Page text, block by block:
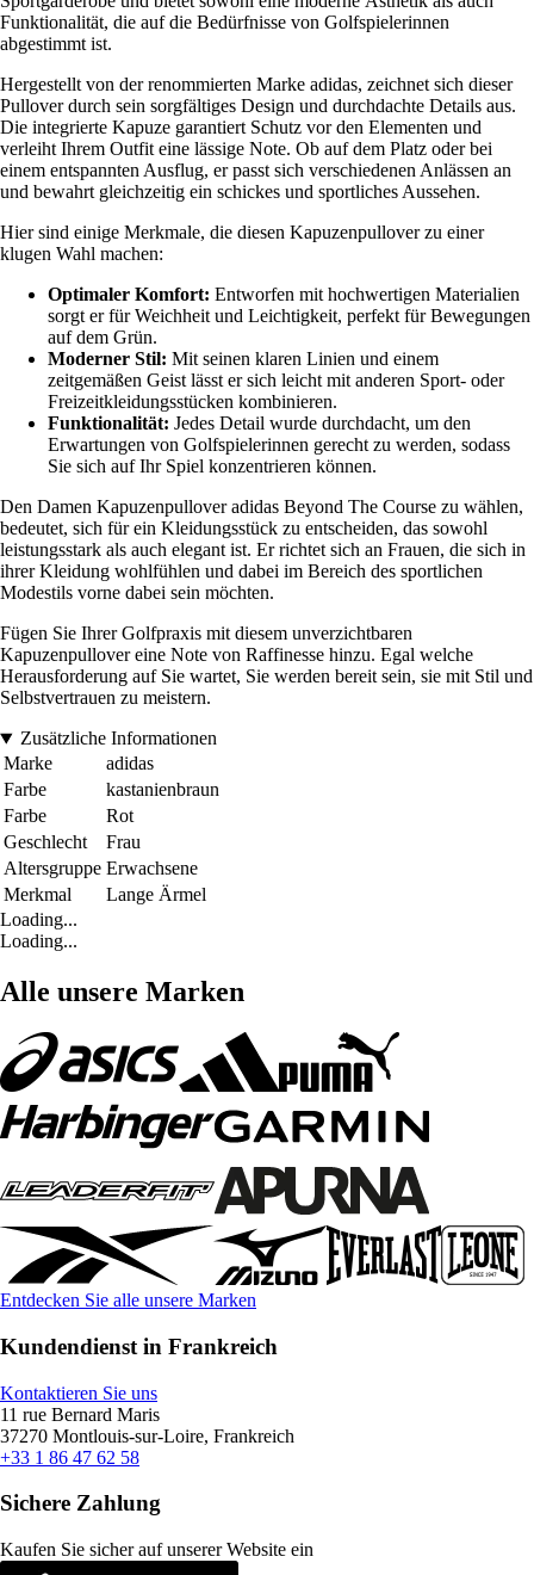
Funktionalität, die auf die Bedürfnisse von Golfspielerinnen
abgestimmt ist.
Hergestellt von der renommierten Marke adidas, zeichnet sich dieser
Pullover durch sein sorgfältiges Design und durchdachte Details aus.
Die integrierte Kapuze garantiert Schutz vor den Elementen und
verleiht Ihrem Outfit eine lässige Note. Ob auf dem Platz oder bei
einem entspannten Ausflug, er passt sich verschiedenen Anlässen an
und bewahrt gleichzeitig ein schickes und sportliches Aussehen.
Hier sind einige Merkmale, die diesen Kapuzenpullover zu einer
klugen Wahl machen:
Optimaler Komfort: Entworfen mit hochwertigen Materialien
sorgt er für Weichheit und Leichtigkeit, perfekt für Bewegungen
auf dem Grün.
Moderner Stil: Mit seinen klaren Linien und einem
zeitgemäßen Geist lässt er sich leicht mit anderen Sport- oder
Freizeitkleidungsstücken kombinieren.
Funktionalität: Jedes Detail wurde durchdacht, um den
Erwartungen von Golfspielerinnen gerecht zu werden, sodass
Sie sich auf Ihr Spiel konzentrieren können.
Den Damen Kapuzenpullover adidas Beyond The Course zu wählen,
bedeutet, sich für ein Kleidungsstück zu entscheiden, das sowohl
leistungsstark als auch elegant ist. Er richtet sich an Frauen, die sich in
ihrer Kleidung wohlfühlen und dabei im Bereich des sportlichen
Modestils vorne dabei sein möchten.
Fügen Sie Ihrer Golfpraxis mit diesem unverzichtbaren
Kapuzenpullover eine Note von Raffinesse hinzu. Egal welche
Herausforderung auf Sie wartet, Sie werden bereit sein, sie mit Stil und
Selbstvertrauen zu meistern.
Zusätzliche Informationen
Marke
adidas
Farbe
kastanienbraun
Farbe
Rot
Geschlecht
Frau
Altersgruppe Erwachsene
Merkmal
Lange Ärmel
Loading...
Loading...
Alle unsere Marken
Entdecken Sie alle unsere Marken
Kundendienst in Frankreich
Kontaktieren Sie uns
11 rue Bernard Maris
37270 Montlouis-sur-Loire, Frankreich
+33 1 86 47 62 58
Sichere Zahlung
Kaufen Sie sicher auf unserer Website ein